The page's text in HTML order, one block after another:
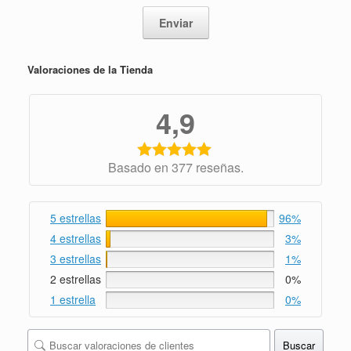
Valoraciones de la Tienda
4,9
Basado en 377 reseñas.
5 estrellas
96%
4 estrellas
3%
3 estrellas
1%
2 estrellas
0%
1 estrella
0%
Buscar